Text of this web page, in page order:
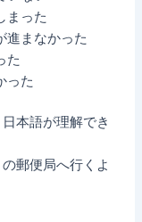
まった
進まなかった
た
った
本語が理解でき
郵便局へ行くよ